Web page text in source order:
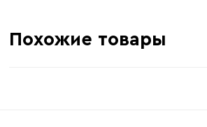
Похожие товары